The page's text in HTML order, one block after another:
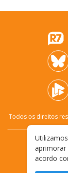
Todos os direitos
aprimorar
acordo